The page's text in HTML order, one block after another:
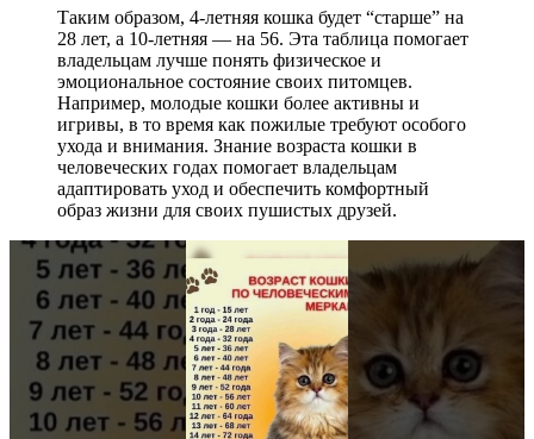
Таким образом, 4-летняя кошка будет “старше” на
28 лет, а 10-летняя — на 56. Эта таблица помогает
владельцам лучше понять физическое и
эмоциональное состояние своих питомцев.
Например, молодые кошки более активны и
игривы, в то время как пожилые требуют особого
ухода и внимания. Знание возраста кошки в
человеческих годах помогает владельцам
адаптировать уход и обеспечить комфортный
образ жизни для своих пушистых друзей.